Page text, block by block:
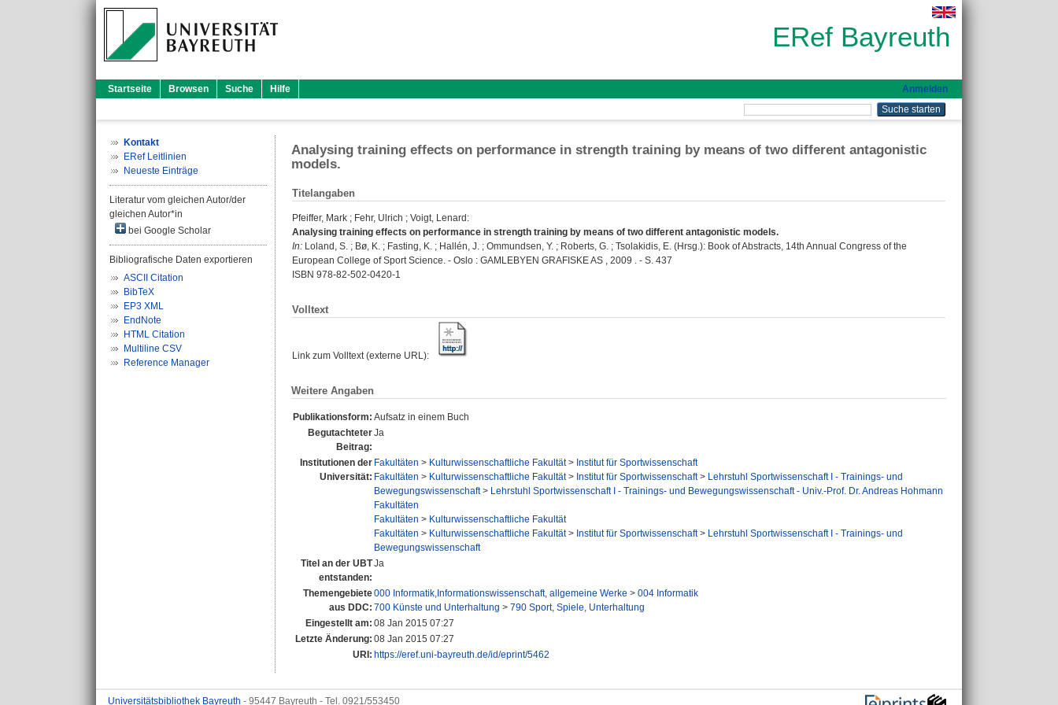
ERef Bayreuth
Startseite Browsen Suche Hilfe Anmelden
Kontakt
ERef Leitlinien
Neueste Einträge
Literatur vom gleichen Autor/der
gleichen Autor*in
bei Google Scholar
Bibliografische Daten exportieren
ASCII Citation
BibTeX
EP3 XML
EndNote
HTML Citation
Multiline CSV
Reference Manager
Analysing training effects on performance in strength training by means of two different antagonistic
models.
Titelangaben
Pfeiffer, Mark ; Fehr, Ulrich ; Voigt, Lenard :
Analysing training effects on performance in strength training by means of two different antagonistic models.
In: Loland, S. ; Bø, K. ; Fasting, K. ; Hallén, J. ; Ommundsen, Y. ; Roberts, G. ; Tsolakidis, E. (Hrsg.): Book of Abstracts, 14th Annual Congress of the
European College of Sport Science. - Oslo : GAMLEBYEN GRAFISKE AS , 2009 . - S. 437
ISBN 978-82-502-0420-1
Volltext
Link zum Volltext (externe URL):
Weitere Angaben
Publikationsform: Aufsatz in einem Buch
Begutachteter
Beitrag:
Ja
Institutionen der
Universität:
Fakultäten > Kulturwissenschaftliche Fakultät> Institut für Sportwissenschaft
Fakultäten > Kulturwissenschaftliche Fakultät> Institut für Sportwissenschaft> Lehrstuhl Sportwissenschaft I - Trainings- und
Bewegungswissenschaft> Lehrstuhl Sportwissenschaft I - Trainings- und Bewegungswissenschaft - Univ.-Prof. Dr. Andreas Hohmann
Fakultäten
Fakultäten > Kulturwissenschaftliche Fakultät
Fakultäten > Kulturwissenschaftliche Fakultät> Institut für Sportwissenschaft> Lehrstuhl Sportwissenschaft I - Trainings- und
Bewegungswissenschaft
Titel an der UBT
entstanden:
Ja
Themengebiete
aus DDC:
000 Informatik,Informationswissenschaft, allgemeine Werke > 004 Informatik
700 Künste und Unterhaltung > 790 Sport, Spiele, Unterhaltung
Eingestellt am: 08 Jan 2015 07:27
Letzte Änderung: 08 Jan 2015 07:27
URI: https://eref.uni-bayreuth.de/id/eprint/5462
Universitätsbibliothek Bayreuth - 95447 Bayreuth - Tel. 0921/553450